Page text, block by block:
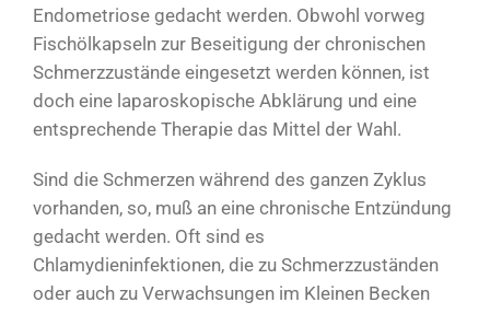
Endometriose gedacht werden. Obwohl vorweg
Fischölkapseln zur Beseitigung der chronischen
Schmerzzustände eingesetzt werden können, ist
doch eine laparoskopische Abklärung und eine
entsprechende Therapie das Mittel der Wahl.
Sind die Schmerzen während des ganzen Zyklus
vorhanden, so, muß an eine chronische Entzündung
gedacht werden. Oft sind es
Chlamydieninfektionen, die zu Schmerzzuständen
oder auch zu Verwachsungen im Kleinen Becken